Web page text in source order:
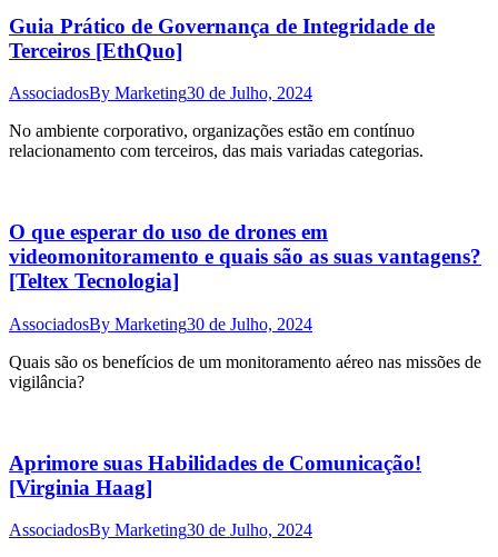
Guia Prático de Governança de Integridade de
Terceiros [EthQuo]
AssociadosBy Marketing30 de Julho, 2024
No ambiente corporativo, organizações estão em contínuo
relacionamento com terceiros, das mais variadas categorias.
O que esperar do uso de drones em
videomonitoramento e quais são as suas vantagens?
[Teltex Tecnologia]
AssociadosBy Marketing30 de Julho, 2024
Quais são os benefícios de um monitoramento aéreo nas missões de
vigilância?
Aprimore suas Habilidades de Comunicação!
[Virginia Haag]
AssociadosBy Marketing30 de Julho, 2024